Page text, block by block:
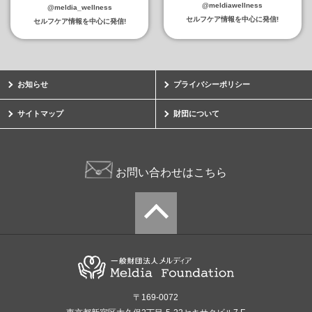
@meldia_wellness
セルフケア情報を中心に発信!
@meldiawellness
セルフケア情報を中心に発信!
お知らせ プライバシーポリシー
サイトマップ 財団について
お問い合わせはこちら
〒169-0072